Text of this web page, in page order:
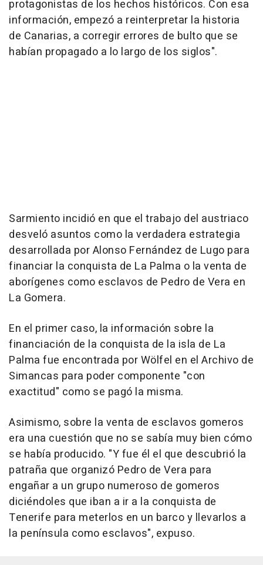
protagonistas de los hechos históricos. Con esa
información, empezó a reinterpretar la historia
de Canarias, a corregir errores de bulto que se
habían propagado a lo largo de los siglos".
Sarmiento incidió en que el trabajo del austriaco
desveló asuntos como la verdadera estrategia
desarrollada por Alonso Fernández de Lugo para
financiar la conquista de La Palma o la venta de
aborígenes como esclavos de Pedro de Vera en
La Gomera.
En el primer caso, la información sobre la
financiación de la conquista de la isla de La
Palma fue encontrada por Wölfel en el Archivo de
Simancas para poder componente "con
exactitud" como se pagó la misma.
Asimismo, sobre la venta de esclavos gomeros
era una cuestión que no se sabía muy bien cómo
se había producido. "Y fue él el que descubrió la
patraña que organizó Pedro de Vera para
engañar a un grupo numeroso de gomeros
diciéndoles que iban a ir a la conquista de
Tenerife para meterlos en un barco y llevarlos a
la península como esclavos", expuso.